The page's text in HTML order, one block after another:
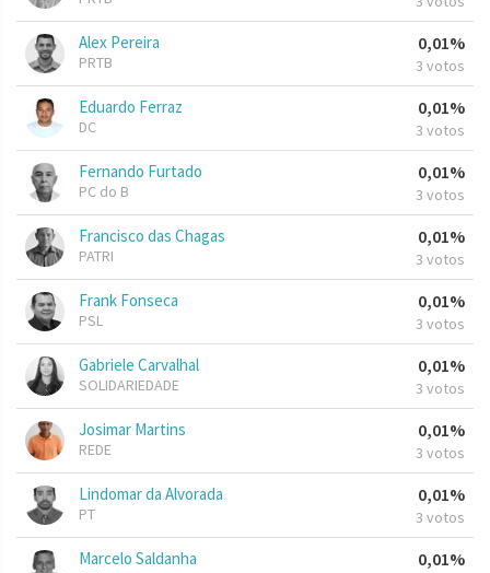
Alex Pereira
PRTB
0,01%
3 votos
Eduardo Ferraz
DC
0,01%
3 votos
Fernando Furtado
PC do B
0,01%
3 votos
Francisco das Chagas
PATRI
0,01%
3 votos
Frank Fonseca
PSL
0,01%
3 votos
Gabriele Carvalhal
SOLIDARIEDADE
0,01%
3 votos
Josimar Martins
REDE
0,01%
3 votos
Lindomar da Alvorada
PT
0,01%
3 votos
Marcelo Saldanha 0,01%